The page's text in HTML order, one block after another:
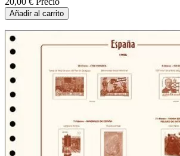
Añadir al carrito